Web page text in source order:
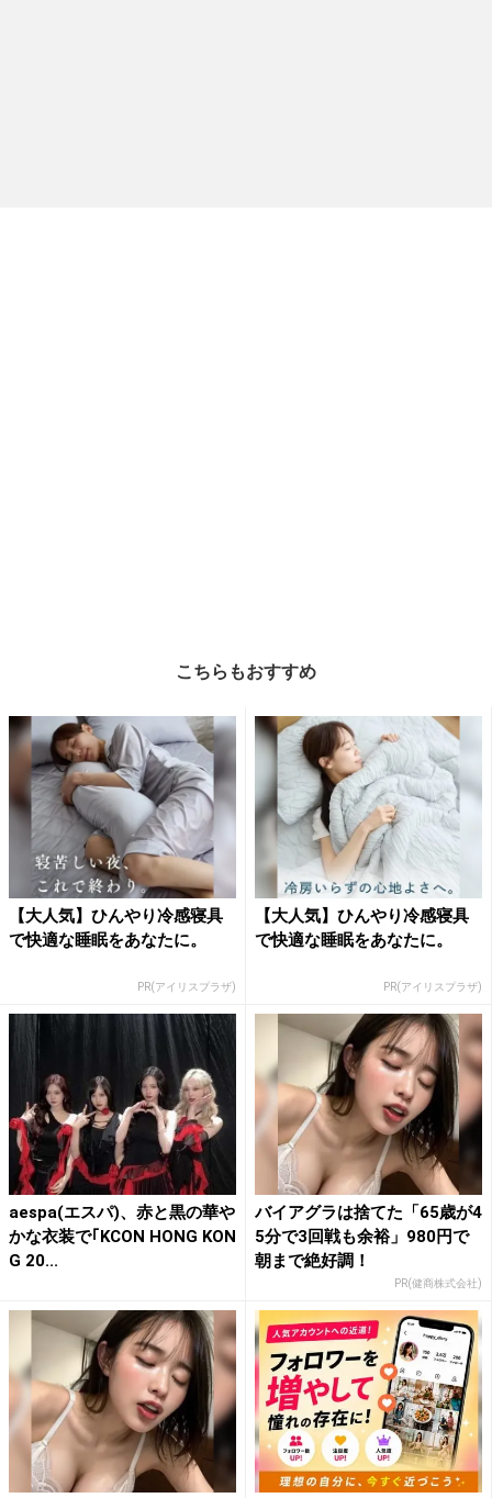
こちらもおすすめ
【大人気】ひんやり冷感寝具
で快適な睡眠をあなたに。
PR(アイリスプラザ)
【大人気】ひんやり冷感寝具
で快適な睡眠をあなたに。
PR(アイリスプラザ)
aespa(エスパ)、赤と黒の華や
かな衣装で｢KCON HONG KON
G 20...
バイアグラは捨てた「65歳が4
5分で3回戦も余裕」980円で
朝まで絶好調！
PR(健商株式会社)